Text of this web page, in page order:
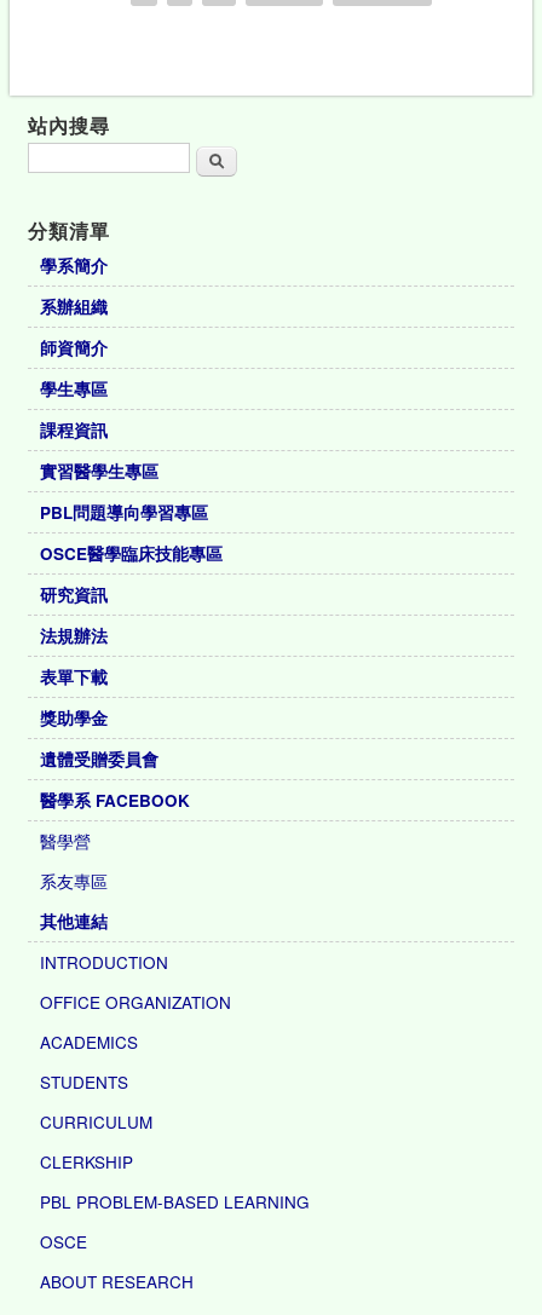
站內搜尋
搜尋
分類清單
學系簡介
系辦組織
師資簡介
學生專區
課程資訊
實習醫學生專區
PBL問題導向學習專區
OSCE醫學臨床技能專區
研究資訊
法規辦法
表單下載
獎助學金
遺體受贈委員會
醫學系 FACEBOOK
醫學營
系友專區
其他連結
INTRODUCTION
OFFICE ORGANIZATION
ACADEMICS
STUDENTS
CURRICULUM
CLERKSHIP
PBL PROBLEM-BASED LEARNING
OSCE
ABOUT RESEARCH